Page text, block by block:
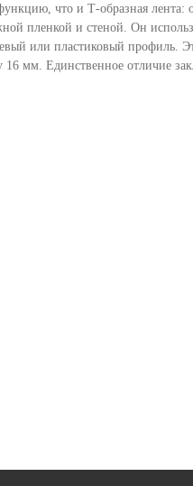
что и Т-образная лента:
пленкой и стеной. Он
или пластиковый профиль.
мм. Единственное отличие